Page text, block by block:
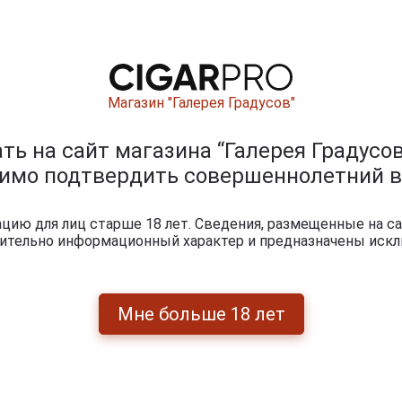
Vintage Bas
Armagnac
Dartigalongue 1986
years Арманьяк
Арманьяк
Дартигалон 1986
года 0.5л в
41 183 руб.
Vintage Bas
years Арманьяк
Винтаж Ба
Арманьяк
деревянной
упаковке
16 190 руб.
Магазин "Галерея Градусов"
на сайт магазина “Галерея
подтвердить совершеннолетний
для лиц старше 18 лет. Сведения, размещенные на
информационный характер и предназначены
Мне больше 18 лет